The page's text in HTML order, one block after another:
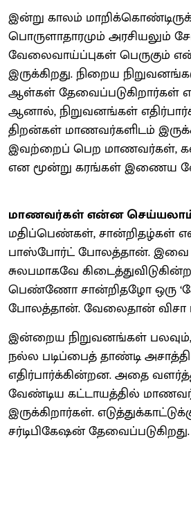
இன்று காலம்
பொருளாதாரமும் அரசியலும்
வேலைவாய்ப்புகள் பெருகும்
இருக்கிறது. நிறைய
ஆள்கள் தேவைப்படுகிறார்கள்
ஆனால், நிறுவனங்கள்
திறன்கள் மாணவர்களிடம்
இவற்றைப் பெற மாணவர்கள்,
என மூன்று கரங்கள் இணைய
மாணவர்கள் என்ன
மதிப்பெண்கள், சான்றிதழ்கள்
பாஸ்போர்ட் போலத்தான். இவை
சுலபமாகவே
பெண்ணோ சான்றிதழோ ஒரு
போலத்தான். வேலைதான் விசா
இன்றைய நிறுவனங்கள்
நல்ல படிப்பைத் தாண்டி
எதிர்பார்க்கின்றன. அதை
வேண்டிய கட்டாயத்தில்
இருக்கிறார்கள்.
சர்டிபிகேஷன் தேவைப்படுகிறது.